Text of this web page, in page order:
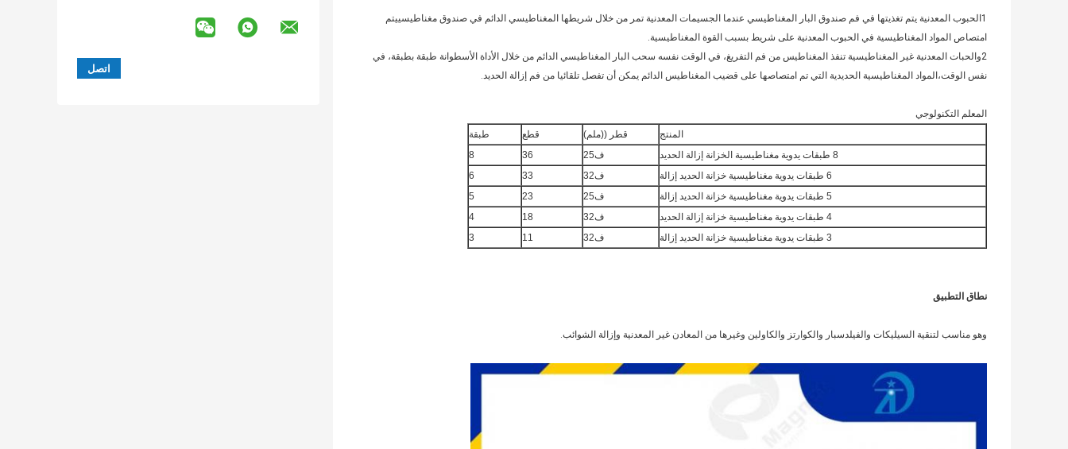
1الحبوب المعدنية يتم تغذيتها في فم صندوق البار المغناطيسي عندما الجسيمات المعدنية تمر من خلال شريطها المغناطيسي الدائم في صندوق مغناطيسييتم
امتصاص المواد المغناطيسية في الحبوب المعدنية على شريط بسبب القوة المغناطيسية.
2والحبات المعدنية غير المغناطيسية تنفذ المغناطيس من فم التفريغ، في الوقت نفسه سحب البار المغناطيسي الدائم من خلال الأداة الأسطوانة طبقة بطبقة، في
نفس الوقت،المواد المغناطيسية الحديدية التي تم امتصاصها على قضيب المغناطيس الدائم يمكن أن تفصل تلقائيا من فم إزالة الحديد.
المعلم التكنولوجي
المنتج
قطر ((ملم) قطع
طبقة
8 طبقات يدوية مغناطيسية الخزانة إزالة الحديد
ف25 36
8
6 طبقات يدوية مغناطيسية خزانة الحديد إزالة
ف32 33
6
5 طبقات يدوية مغناطيسية خزانة الحديد إزالة
ف25 23
5
4 طبقات يدوية مغناطيسية خزانة إزالة الحديد
ف32 18
4
3 طبقات يدوية مغناطيسية خزانة الحديد إزالة
ف32 11
3
نطاق التطبيق
وهو مناسب لتنقية السيليكات والفيلدسبار والكوارتز والكاولين وغيرها من المعادن غير المعدنية وإزالة الشوائب.